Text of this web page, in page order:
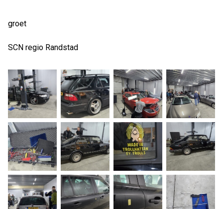
groet
SCN regio Randstad